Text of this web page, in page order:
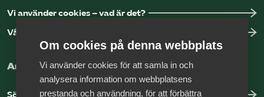
Vi använder cookies – vad är det?
Vår dataskyddspolicy
Arbeta hos Vårdföretagarna?
Sök jobb hos oss
Om cookies på denna webbplats
Vi använder cookies för att samla in och
analysera information om webbplatsens
prestanda och användning, för att förbättra